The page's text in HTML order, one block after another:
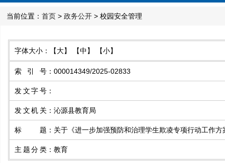
当前位置： 首页 > 政务公开 > 校园安全管理
字体大小： 【大】 【中】 【小】
索引号 ： 000014349/2025-02833
发文字号 ：
发文机关 ： 沁源县教育局
标题 ： 关于《进一步加强预防和治理学生欺凌专项行动工作方
主题分类 ： 教育